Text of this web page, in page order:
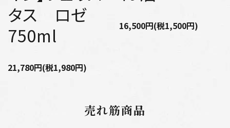
タス ロゼ
750ml
21,780円(税1,980円)
16,500円(税1,500円)
売れ筋商品